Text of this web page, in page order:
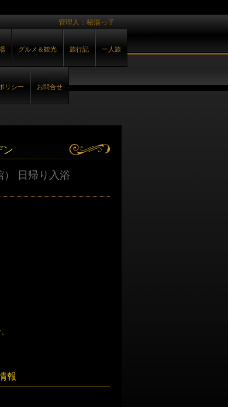
管理人：秘湯っ子
グルメ＆観光 旅行記 一人旅
リシー お問合せ
ン
） 日帰り入浴
報